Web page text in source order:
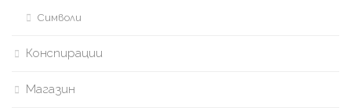
Символи
Конспирации
Магазин